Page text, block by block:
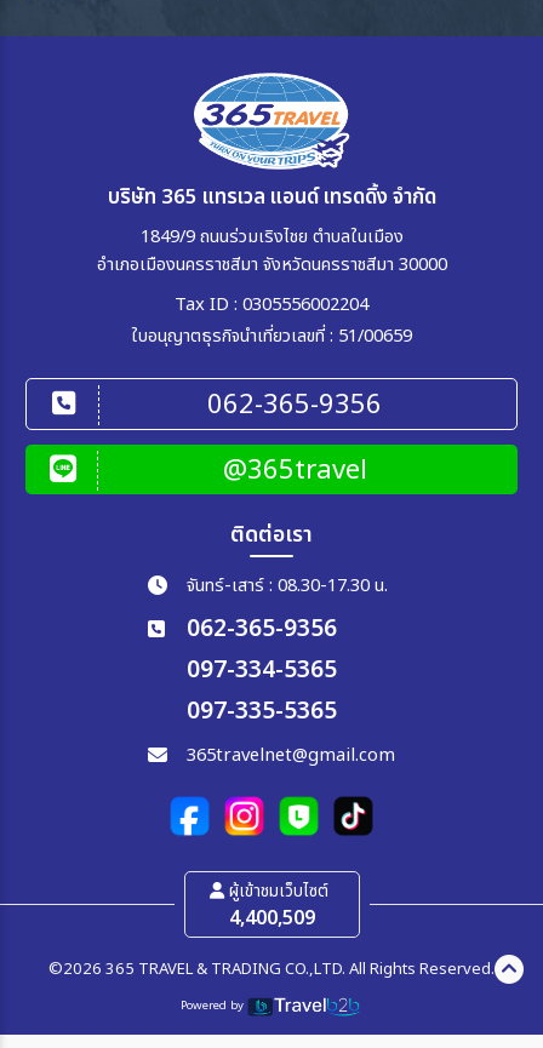
บริษัท 365 แทรเวล แอนด์ เทรดดิ้ง จำกัด
1849/9 ถนนร่วมเริงไชย ตำบลในเมือง
อำเภอเมืองนครราชสีมา จังหวัดนครราชสีมา 30000
Tax ID : 0305556002204
ใบอนุญาตธุรกิจนำเที่ยวเลขที่ : 51/00659
062-365-9356
@365travel
ติดต่อเรา
จันทร์-เสาร์ : 08.30-17.30 น.
062-365-9356
097-334-5365
097-335-5365
365travelnet@gmail.com
ผู้เข้าชมเว็บไซต์
4,400,509
©2026 365 TRAVEL & TRADING CO.,LTD. All Rights Reserved.
Powered by